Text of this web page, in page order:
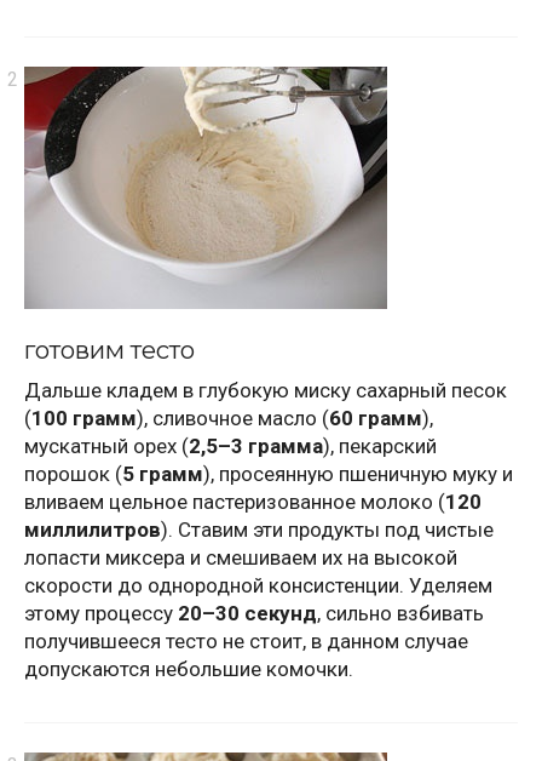
готовим тесто
Дальше кладем в глубокую миску сахарный песок
(100 грамм), сливочное масло (60 грамм),
мускатный орех (2,5–3 грамма), пекарский
порошок (5 грамм), просеянную пшеничную муку и
вливаем цельное пастеризованное молоко (120
миллилитров). Ставим эти продукты под чистые
лопасти миксера и смешиваем их на высокой
скорости до однородной консистенции. Уделяем
этому процессу 20–30 секунд, сильно взбивать
получившееся тесто не стоит, в данном случае
допускаются небольшие комочки.